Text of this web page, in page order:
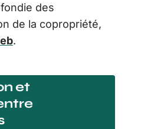
des
de la copropriété,
.
et